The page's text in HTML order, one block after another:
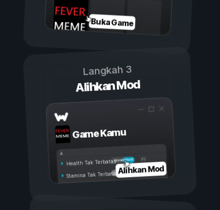
Buka Game
Langkah 3
Alihkan Mod
Game Kamu
Aktif
Nonaktif
Health Tak Terbatas
Stamina Tak TerbatasAlihkan Mod